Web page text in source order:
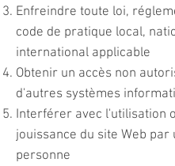
Enfreindre toute loi,
code de pratique local,
international applicable
Obtenir un accès non
d'autres systèmes
Interférer avec l'utilisation
jouissance du site Web par
personne